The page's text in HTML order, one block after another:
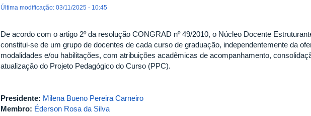
Última modificação: 03/11/2025 - 10:45
De acordo com o artigo 2º da resolução CONGRAD nº 49/2010, o Núcleo Docente
constitui-se de um grupo de docentes de cada curso de graduação, independentemente da
modalidades e/ou habilitações, com atribuições acadêmicas de acompanhamento,
atualização do Projeto Pedagógico do Curso (PPC).
Presidente: Milena Bueno Pereira Carneiro
Membro: Éderson Rosa da Silva